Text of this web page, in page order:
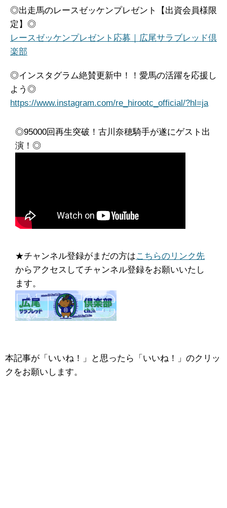
◎出走馬のレースゼッケンプレゼント【出資会員様限
定】◎
レースゼッケンプレゼント応募｜広尾サラブレッド倶
楽部
◎インスタグラム絶賛更新中！！愛馬の活躍を応援し
よう◎
https://www.instagram.com/re_hirootc_official/?hl=ja
◎95000回再生突破！古川奈穂騎手が遂にゲスト出
演！◎
★チャンネル登録がまだの方はこちらのリンク先
からアクセスしてチャンネル登録をお願いいたし
ます。
本記事が「いいね！」と思ったら「いいね！」のクリッ
クをお願いします。